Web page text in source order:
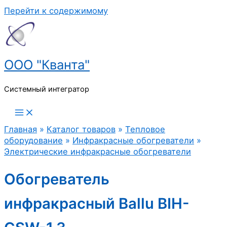
Перейти к содержимому
ООО "Кванта"
Системный интегратор
Главная » Каталог товаров » Тепловое
оборудование » Инфракрасные обогреватели »
Электрические инфракрасные обогреватели
Обогреватель
инфракрасный Ballu BIH-